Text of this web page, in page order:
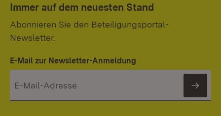
Immer auf dem neuesten Stand
Abonnieren Sie den Beteiligungsportal-
Newsletter.
E-Mail zur Newsletter-Anmeldung